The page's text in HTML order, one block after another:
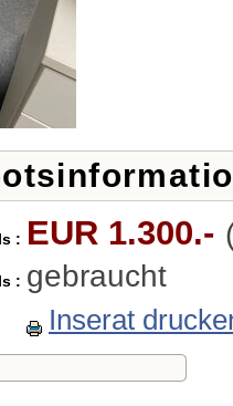
: EUR 1.300.-
: gebraucht
Inserat